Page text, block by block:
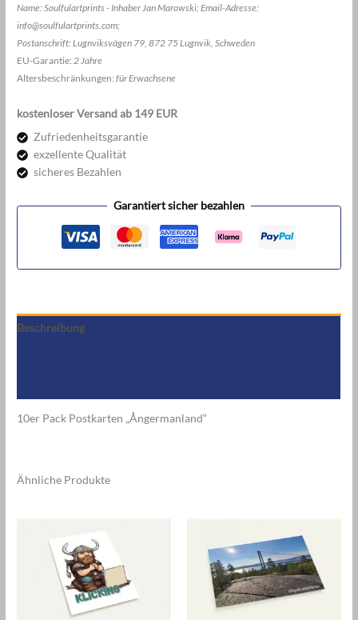
Name: Soulfulartprints - Inhaber Jan Marowski; Email-Adresse:
info@soulfulartprints.com;
Postanschrift: Lugnviksvägen 79, 872 75 Lugnvik, Schweden
EU-Garantie:2 Jahre
Altersbeschränkungen:für Erwachsene
kostenloser Versand ab 149 EUR
Zufriedenheitsgarantie
exzellente Qualität
sicheres Bezahlen
Garantiert sicher bezahlen
Beschreibung
10er Pack Postkarten „Ångermanland“
Ähnliche Produkte